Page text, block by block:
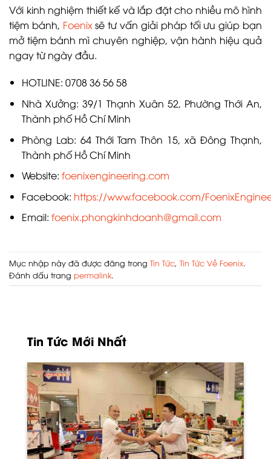
Với kinh nghiệm thiết kế và lắp đặt cho nhiều mô hình
tiệm bánh, Foenixsẽ tư vấn giải pháp tối ưu giúp bạn
mở tiệm bánh mì chuyên nghiệp, vận hành hiệu quả
ngay từ ngày đầu.
HOTLINE: 0708 36 56 58
Nhà Xưởng: 39/1 Thạnh Xuân 52, Phường Thới An,
Thành phố Hồ Chí Minh
Phòng Lab: 64 Thới Tam Thôn 15, xã Đông Thạnh,
Thành phố Hồ Chí Minh
Website: foenixengineering.com
Facebook: https://www.facebook.com/
Email: foenix.phongkinhdoanh@gmail.com
Mục nhập này đã được đăng trong Tin Tức Tin Tức Về Foenix
Đánh dấu trang permalink
Tin Tức Mới Nhất